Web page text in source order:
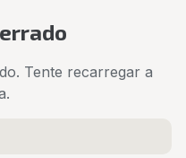
Tente recarregar a